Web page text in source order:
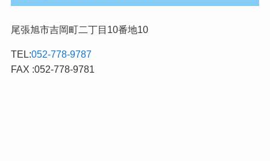
尾張旭市吉岡町二丁目10番地10
TEL:052-778-9787
FAX :052-778-9781